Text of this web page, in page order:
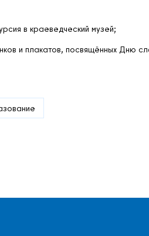
в краеведческий музей;
и плакатов, посвящённых Дню